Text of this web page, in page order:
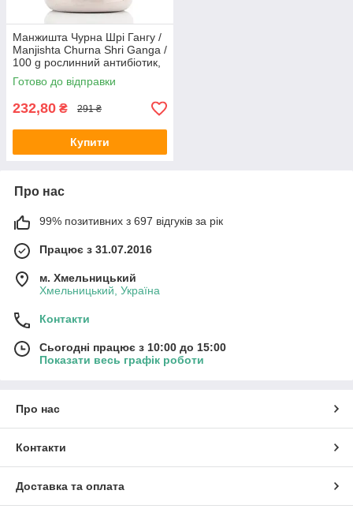
Манжишта Чурна Шрі Гангу /
Manjishta Churna Shri Ganga /
100 g рослинний антибіотик,
для шкіри та крові
Готово до відправки
232,80 ₴ 291 ₴
Купити
Про нас
99% позитивних з 697 відгуків за рік
Працює з 31.07.2016
м. Хмельницький
Хмельницький, Україна
Контакти
Сьогодні працює з 10:00 до 15:00
Показати весь графік роботи
Про нас
Контакти
Доставка та оплата